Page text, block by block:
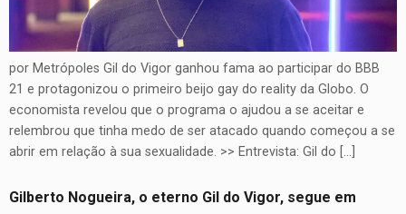
por Metrópoles Gil do Vigor ganhou fama ao participar do BBB
21 e protagonizou o primeiro beijo gay do reality da Globo. O
economista revelou que o programa o ajudou a se aceitar e
relembrou que tinha medo de ser atacado quando começou a se
abrir em relação à sua sexualidade. >> Entrevista: Gil do […]
Gilberto Nogueira, o eterno Gil do Vigor, segue em